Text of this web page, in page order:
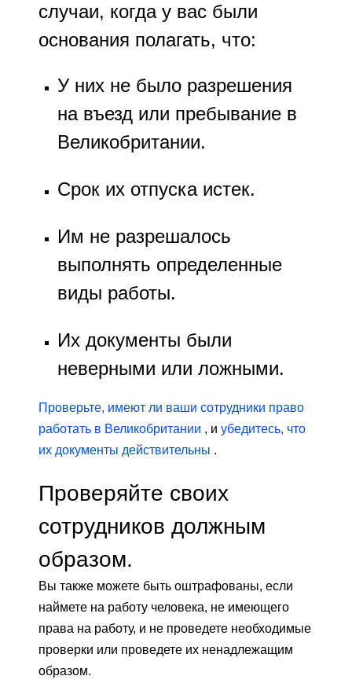
случаи, когда у вас были
основания полагать, что:
У них не было разрешения
на въезд или пребывание в
Великобритании.
Срок их отпуска истек.
Им не разрешалось
выполнять определенные
виды работы.
Их документы были
неверными или ложными.
Проверьте, имеют ли ваши сотрудники право
работать в Великобритании , и убедитесь, что
их документы действительны .
Проверяйте своих
сотрудников должным
образом.
Вы также можете быть оштрафованы, если
наймете на работу человека, не имеющего
права на работу, и не проведете необходимые
проверки или проведете их ненадлежащим
образом.